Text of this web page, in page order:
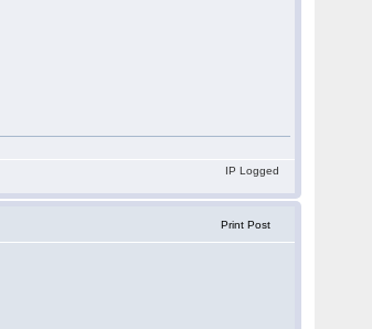
IP Logged
Print Post